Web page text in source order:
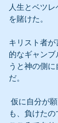
人生とベツ
を賭けた。
キリスト者
的なギャンブ
うと神の側
だ。
も、負けた